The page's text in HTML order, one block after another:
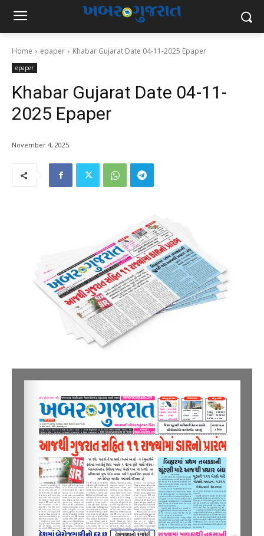
Home epaper Khabar Gujarat Date 04-11-2025 Epaper
epaper
Khabar Gujarat Date 04-11-
2025 Epaper
November 4, 2025